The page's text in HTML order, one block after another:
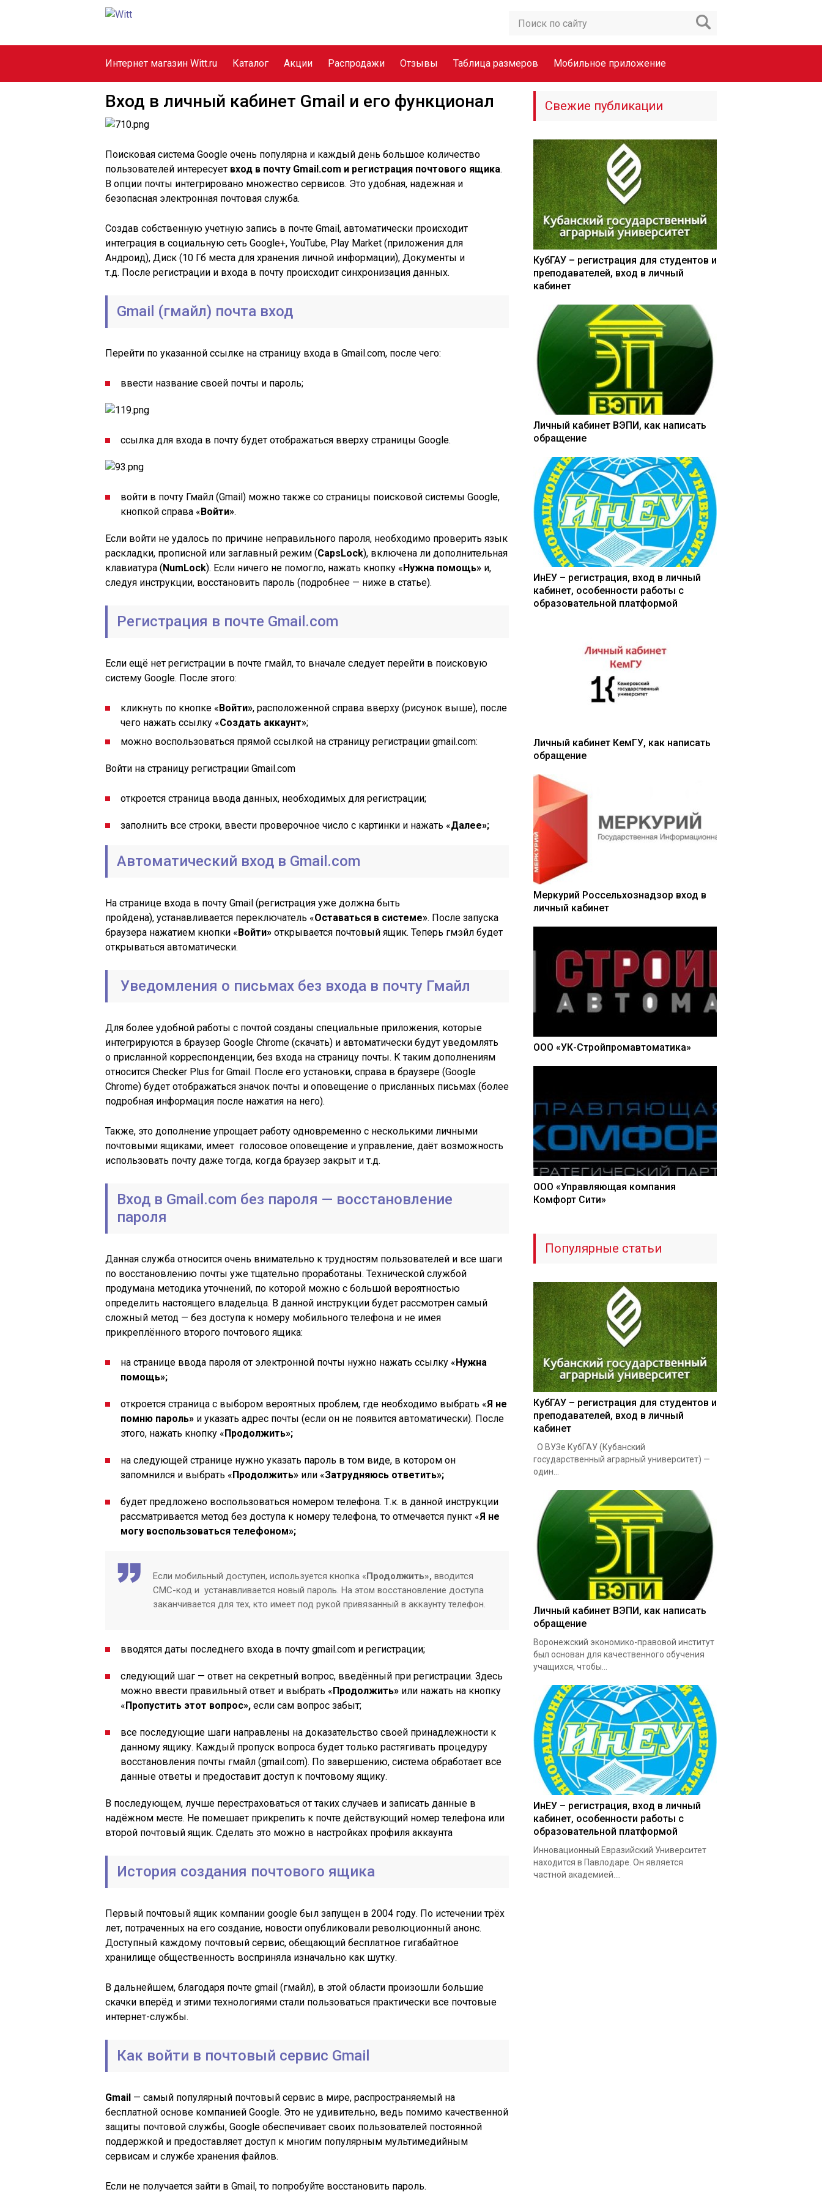
Интернет магазин Witt.ru Каталог Акции Распродажи Отзывы Таблица размеров Мобильное приложение
Вход в личный кабинет Gmail и его функционал
Поисковая система Google очень популярна и каждый день большое количество
пользователей интересует вход в почту Gmail.com и регистрация почтового ящика.
В опции почты интегрировано множество сервисов. Это удобная, надежная и
безопасная электронная почтовая служба.
Создав собственную учетную запись в почте Gmail, автоматически происходит
интеграция в социальную сеть Google+, YouTube, Play Market (приложения для
Андроид), Диск (10 Гб места для хранения личной информации), Документы и
т.д. После регистрации и входа в почту происходит синхронизация данных.
Gmail (гмайл) почта вход
Перейти по указанной ссылке на страницу входа в Gmail.com, после чего:
ввести название своей почты и пароль;
ссылка для входа в почту будет отображаться вверху страницы Google.
войти в почту Гмайл (Gmail) можно также со страницы поисковой системы Google,
кнопкой справа «Войти».
Если войти не удалось по причине неправильного пароля, необходимо проверить язык
раскладки, прописной или заглавный режим (CapsLock), включена ли дополнительная
клавиатура (NumLock). Если ничего не помогло, нажать кнопку «Нужна помощь» и,
следуя инструкции, восстановить пароль (подробнее — ниже в статье).
Регистрация в почте Gmail.com
Если ещё нет регистрации в почте гмайл, то вначале следует перейти в поисковую
систему Google. После этого:
кликнуть по кнопке «Войти», расположенной справа вверху (рисунок выше), после
чего нажать ссылку «Создать аккаунт»;
можно воспользоваться прямой ссылкой на страницу регистрации gmail.com:
Войти на страницу регистрации Gmail.com
откроется страница ввода данных, необходимых для регистрации;
заполнить все строки, ввести проверочное число с картинки и нажать «Далее»;
Автоматический вход в Gmail.com
На странице входа в почту Gmail (регистрация уже должна быть
пройдена), устанавливается переключатель «Оставаться в системе». После запуска
браузера нажатием кнопки «Войти» открывается почтовый ящик. Теперь гмэйл будет
открываться автоматически.
Уведомления о письмах без входа в почту Гмайл
Для более удобной работы с почтой созданы специальные приложения, которые
интегрируются в браузер Google Chrome (скачать) и автоматически будут уведомлять
о присланной корреспонденции, без входа на страницу почты. К таким дополнениям
относится Checker Plus for Gmail. После его установки, справа в браузере (Google
Chrome) будет отображаться значок почты и оповещение о присланных письмах (более
подробная информация после нажатия на него).
Также, это дополнение упрощает работу одновременно с несколькими личными
почтовыми ящиками, имеет голосовое оповещение и управление, даёт возможность
использовать почту даже тогда, когда браузер закрыт и т.д.
Вход в Gmail.com без пароля — восстановление
пароля
Данная служба относится очень внимательно к трудностям пользователей и все шаги
по восстановлению почты уже тщательно проработаны. Технической службой
продумана методика уточнений, по которой можно с большой вероятностью
определить настоящего владельца. В данной инструкции будет рассмотрен самый
сложный метод — без доступа к номеру мобильного телефона и не имея
прикреплённого второго почтового ящика:
на странице ввода пароля от электронной почты нужно нажать ссылку «Нужна
помощь»;
откроется страница с выбором вероятных проблем, где необходимо выбрать «Я не
помню пароль» и указать адрес почты (если он не появится автоматически). После
этого, нажать кнопку «Продолжить»;
на следующей странице нужно указать пароль в том виде, в котором он
запомнился и выбрать «Продолжить» или «Затрудняюсь ответить»;
будет предложено воспользоваться номером телефона. Т.к. в данной инструкции
рассматривается метод без доступа к номеру телефона, то отмечается пункт «Я не
могу воспользоваться телефоном»;
Если мобильный доступен, используется кнопка «Продолжить», вводится
СМС-код и устанавливается новый пароль. На этом восстановление доступа
заканчивается для тех, кто имеет под рукой привязанный в аккаунту телефон.
вводятся даты последнего входа в почту gmail.com и регистрации;
следующий шаг — ответ на секретный вопрос, введённый при регистрации. Здесь
можно ввести правильный ответ и выбрать «Продолжить» или нажать на кнопку
«Пропустить этот вопрос», если сам вопрос забыт;
все последующие шаги направлены на доказательство своей принадлежности к
данному ящику. Каждый пропуск вопроса будет только растягивать процедуру
восстановления почты гмайл (gmail.com). По завершению, система обработает все
данные ответы и предоставит доступ к почтовому ящику.
В последующем, лучше перестраховаться от таких случаев и записать данные в
надёжном месте. Не помешает прикрепить к почте действующий номер телефона или
второй почтовый ящик. Сделать это можно в настройках профиля аккаунта
История создания почтового ящика
Первый почтовый ящик компании google был запущен в 2004 году. По истечении трёх
лет, потраченных на его создание, новости опубликовали революционный анонс.
Доступный каждому почтовый сервис, обещающий бесплатное гигабайтное
хранилище общественность восприняла изначально как шутку.
В дальнейшем, благодаря почте gmail (гмайл), в этой области произошли большие
скачки вперёд и этими технологиями стали пользоваться практически все почтовые
интернет-службы.
Как войти в почтовый сервис Gmail
Gmail — самый популярный почтовый сервис в мире, распространяемый на
бесплатной основе компанией Google. Это не удивительно, ведь помимо качественной
защиты почтовой службы, Google обеспечивает своих пользователей постоянной
поддержкой и предоставляет доступ к многим популярным мультимедийным
сервисам и службе хранения файлов.
Если не получается зайти в Gmail, то попробуйте восстановить пароль.
Свежие публикации
КубГАУ – регистрация для студентов и
преподавателей, вход в личный
кабинет
Личный кабинет ВЭПИ, как написать
обращение
ИнЕУ – регистрация, вход в личный
кабинет, особенности работы с
образовательной платформой
Личный кабинет КемГУ, как написать
обращение
Меркурий Россельхознадзор вход в
личный кабинет
ООО «УК-Стройпромавтоматика»
ООО «Управляющая компания
Комфорт Сити»
Популярные статьи
КубГАУ – регистрация для студентов и
преподавателей, вход в личный
кабинет
О ВУЗе КубГАУ (Кубанский
государственный аграрный университет) —
один...
Личный кабинет ВЭПИ, как написать
обращение
Воронежский экономико-правовой институт
был основан для качественного обучения
учащихся, чтобы...
ИнЕУ – регистрация, вход в личный
кабинет, особенности работы с
образовательной платформой
Инновационный Евразийский Университет
находится в Павлодаре. Он является
частной академией....